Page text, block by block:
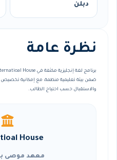
دبلن
نظرة عامة
ضمن بيئة تعليمية منظمة، مع إمكانية تخصيص
والاستقبال حسب احتياج الطالب.
House
معهد موصى